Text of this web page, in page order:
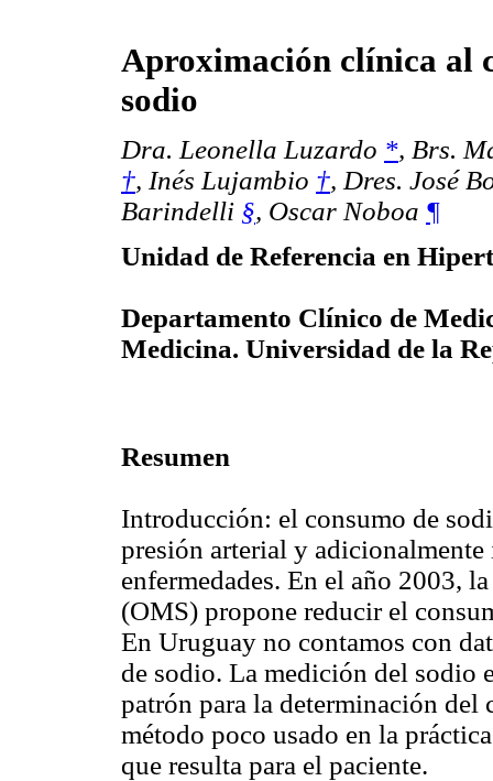
Aproximación clínica al
sodio
Dra. Leonella Luzardo *, Brs.
†, Inés Lujambio †, Dres. José
Barindelli §, Oscar Noboa ¶
Unidad de Referencia en
Departamento Clínico de
Medicina. Universidad de la
Resumen
Introducción: el consumo de
presión arterial y
enfermedades. En el año 2003,
(OMS) propone reducir el
En Uruguay no contamos con
de sodio. La medición del sodio
patrón para la determinación del
método poco usado en la
que resulta para el paciente.